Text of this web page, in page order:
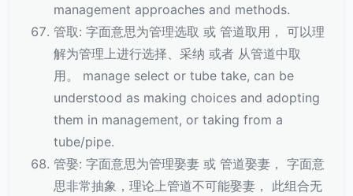
management approaches and methods.
管取: 字面意思为管理选取 或 管道取用， 可以理
解为管理上进行选择、采纳 或者 从管道中取
用。 manage select or tube take, can be
understood as making choices and adopting
them in management, or taking from a
tube/pipe.
管娶: 字面意思为管理娶妻 或 管道娶妻， 字面意
思非常抽象，理论上管道不可能娶妻， 此组合无